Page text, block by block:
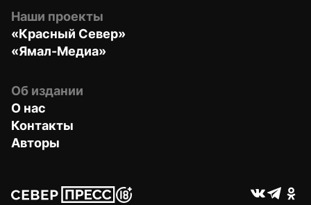
Наши проекты
«Красный Север»
«Ямал-Медиа»
Об издании
О нас
Контакты
Авторы